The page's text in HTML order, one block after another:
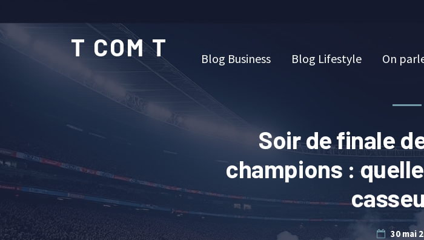
T COM T Blog Business Blog Lifestyle On
Soir de finale
champions :
30 mai